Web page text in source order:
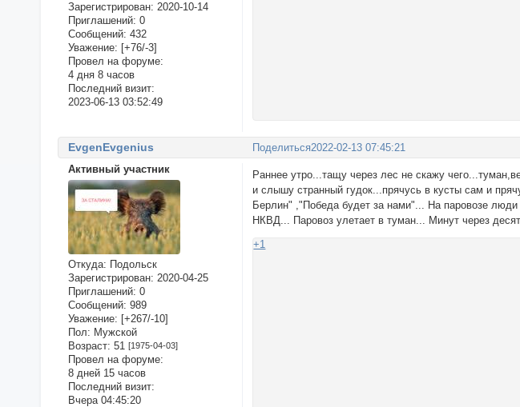
Зарегистрирован: 2020-10-14
Приглашений: 0
Сообщений: 432
Уважение: [+76/-3]
Провел на форуме:
4 дня 8 часов
Последний визит:
2023-06-13 03:52:49
Поделиться2022-02-13 07:45:21
EvgenEvgenius
Активный участник
Откуда: Подольск
Зарегистрирован: 2020-04-25
Приглашений: 0
Сообщений: 989
Уважение: [+267/-10]
Пол: Мужской
Возраст: 51 [1975-04-03]
Провел на форуме:
8 дней 15 часов
Последний визит:
Вчера 04:45:20
Раннее утро...тащу через лес не скажу
и слышу странный гудок...прячусь в кусты сам и
Берлин" ,"Победа будет за нами"... На паровозе
НКВД... Паровоз улетает в туман... Минут через
+1